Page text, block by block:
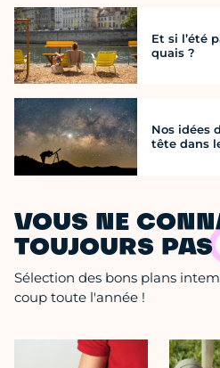
Et si l’été
quais ?
Nos idées
tête dans
VOUS NE
TOUJOURS PAS
Sélection des bons plans
coup toute l'année !